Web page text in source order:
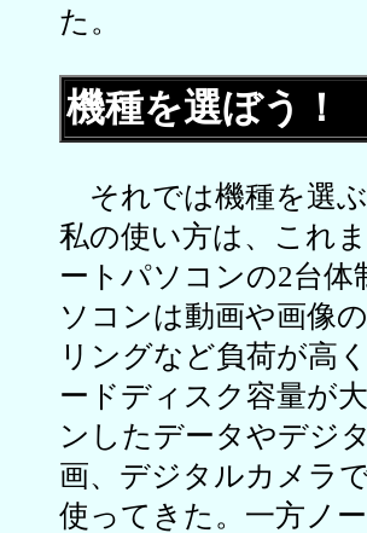
た。
機種を選ぼう！
それでは機種を選
私の使い方は、これ
ートパソコンの2台
ソコンは動画や画像
リングなど負荷が高
ードディスク容量が
ンしたデータやデジ
画、デジタルカメラ
使ってきた。一方ノ